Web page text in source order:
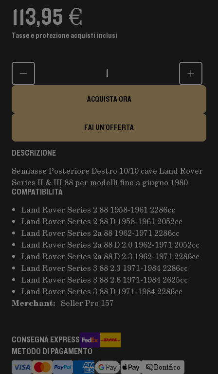
113,95 €
Tasse e protezione acquisti inclusi
Quantità
ACQUISTA ORA
FAI UN'OFFERTA
DESCRIZIONE
Semiasse Posteriore Destro 10/10 cave Land Rover
Series II & III 88 per modelli fino a giugno 1980
COMPATIBILITÀ
Land Rover Series 2 88 1958-1961 2286cc
Land Rover Series 2 88 D 1958-1961 2052cc
Land Rover Series 2a 88 1962-1971 2286cc
Land Rover Series 2a 88 D 2.0 1962-1971 2052cc
Land Rover Series 2a 88 D 2.3 1962-1971 2286cc
Land Rover Series 3 88 2.3 1971-1984 2286cc
Land Rover Series 3 88 2.6 1971-1984 2625cc
Land Rover Series 3 88 D 1971-1984 2286cc
Merchant: Seller Pro 157
CONSEGNA EXPRESS
METODO DI PAGAMENTO
Bonifico